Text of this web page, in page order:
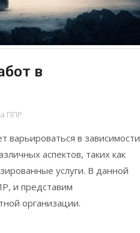
в
ППР
варьироваться в зависимости
аспектов, таких как
услуги. В данной
и представим
организации.